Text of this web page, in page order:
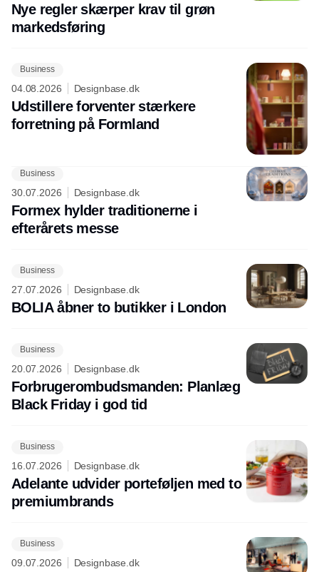
Nye regler skærper krav til grøn
markedsføring
Business
04.08.2026 Designbase.dk
Udstillere forventer stærkere
forretning på Formland
Business
30.07.2026 Designbase.dk
Formex hylder traditionerne i
efterårets messe
Business
27.07.2026 Designbase.dk
BOLIA åbner to butikker i London
Business
20.07.2026 Designbase.dk
Forbrugerombudsmanden: Planlæg
Black Friday i god tid
Business
16.07.2026 Designbase.dk
Adelante udvider porteføljen med to
premiumbrands
Business
09.07.2026 Designbase.dk